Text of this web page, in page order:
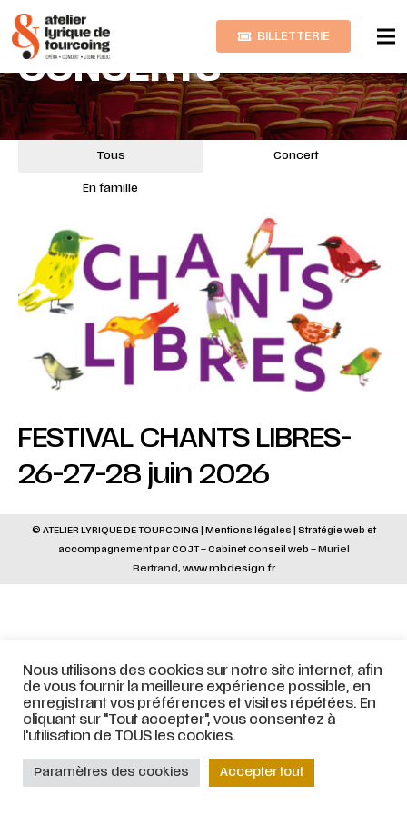
BILLETTERIE
CONCERTS
Tous Concert
En famille
FESTIVAL CHANTS LIBRES-
26-27-28 juin 2026
© ATELIER LYRIQUE DE TOURCOING | Mentions légales | Stratégie web et
accompagnement parCOJT– Cabinet conseil web –Muriel
Bertrand, www.mbdesign.fr
Nous utilisons des cookies sur notre site internet, afin
de vous fournir la meilleure expérience possible, en
enregistrant vos préférences et visites répétées. En
cliquant sur "Tout accepter", vous consentez à
l'utilisation de TOUS les cookies.
Paramètres des cookies Accepter tout